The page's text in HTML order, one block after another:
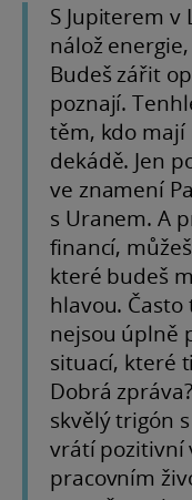
S Jupiterem v
nálož
Budeš zářit
poznají.
těm, kdo
dekádě. Jen
ve znamení
s Uranem. A
financí,
které budeš
hlavou.
nejsou úplně
situací, které
Dobrá
skvělý trigón
vrátí pozitivní
pracovním